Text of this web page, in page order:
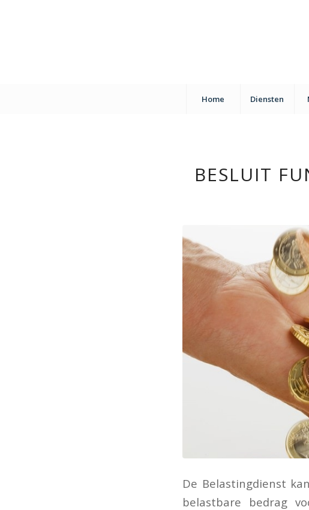
Home Diensten
BESLUIT
De Belastingdienst
belastbare bedrag